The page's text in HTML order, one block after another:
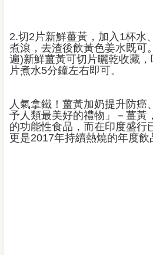
2.切2片新鮮薑黃，加入1杯水
煮滾，去渣後飲黃色姜水既可
遍)新鮮薑黃可切片曬乾收藏
片煮水5分鐘左右即可。
人氣拿鐵！薑黃加奶提升防癌
予人類最美好的禮物」－薑黃
的功能性食品，而在印度盛行
更是2017年持續熱燒的年度飲